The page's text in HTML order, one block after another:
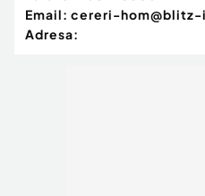
Email: cereri-
Adresa: